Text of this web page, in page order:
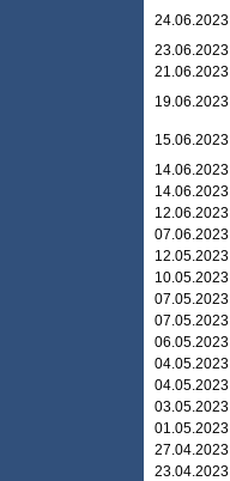
24.06.2023
23.06.2023
21.06.2023
19.06.2023
15.06.2023
14.06.2023
14.06.2023
12.06.2023
07.06.2023
12.05.2023
10.05.2023
07.05.2023
07.05.2023
06.05.2023
04.05.2023
04.05.2023
03.05.2023
01.05.2023
27.04.2023
23.04.2023